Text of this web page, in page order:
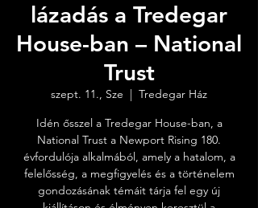
lázadás a Tredegar
House-ban – National
Trust
szept. 11., Sze
  |
Tredegar Ház
Idén ősszel a Tredegar House-ban, a
National Trust a Newport Rising 180.
évfordulója alkalmából, amely a hatalom, a
felelősség, a megfigyelés és a történelem
gondozásának témáit tárja fel egy új